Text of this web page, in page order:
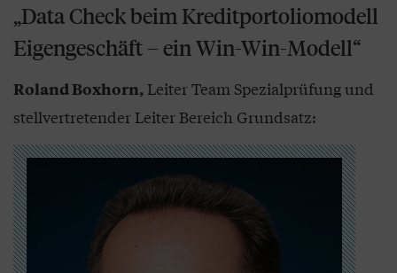
„Data Check beim Kreditportoliomodell
Eigengeschäft – ein Win-Win-Modell“
Roland Boxhorn, Leiter Team Spezialprüfung und
stellvertretender Leiter Bereich Grundsatz: